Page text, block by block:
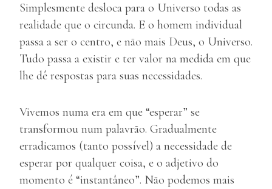
Simplesmente desloca para o Universo todas as
realidade que o circunda. E o homem individual
passa a ser o centro, e não mais Deus, o Universo.
Tudo passa a existir e ter valor na medida em que
lhe dê respostas para suas necessidades.
Vivemos numa era em que “esperar” se
transformou num palavrão. Gradualmente
erradicamos (tanto possível) a necessidade de
esperar por qualquer coisa, e o adjetivo do
momento é “instantâneo”. Não podemos mais